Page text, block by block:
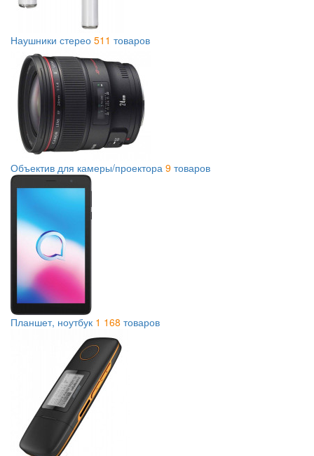
Наушники стерео 511 товаров
Объектив для камеры/проектора 9 товаров
Планшет, ноутбук 1 168 товаров